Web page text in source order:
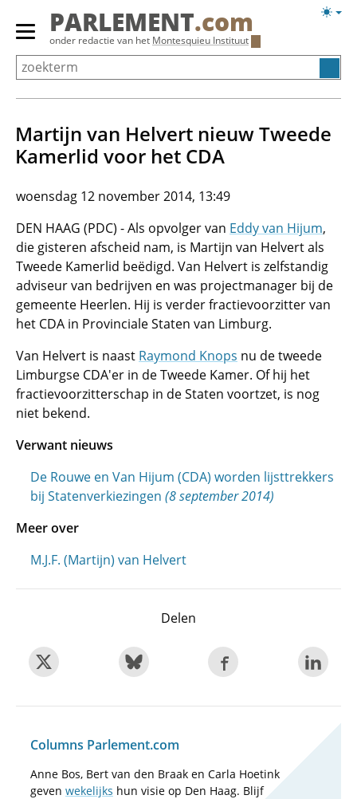
Overslaan
Primair
menu
tonen/verbergen
PARLEMENT.com
onder redactie van het Montesquieu Instituut
Martijn van Helvert nieuw Tweede
Kamerlid voor het CDA
woensdag 12 november 2014, 13:49
DEN HAAG (PDC) - Als opvolger van Eddy van Hijum,
die gisteren afscheid nam, is Martijn van Helvert als
Tweede Kamerlid beëdigd. Van Helvert is zelfstandig
adviseur van bedrijven en was projectmanager bij de
gemeente Heerlen. Hij is verder fractievoorzitter van
het CDA in Provinciale Staten van Limburg.
Van Helvert is naast Raymond Knops nu de tweede
Limburgse CDA'er in de Tweede Kamer. Of hij het
fractievoorzitterschap in de Staten voortzet, is nog
niet bekend.
Verwant nieuws
De Rouwe en Van Hijum (CDA) worden lijsttrekkers
bij Statenverkiezingen (8 september 2014)
Meer over
M.J.F. (Martijn) van Helvert
Delen
Columns Parlement.com
Anne Bos, Bert van den Braak en Carla Hoetink
geven wekelijks hun visie op Den Haag. Blijf